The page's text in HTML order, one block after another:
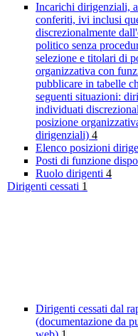
Incarichi dirigenziali,
conferiti, ivi inclusi
discrezionalmente
politico senza
selezione e titolari di
organizzativa con
pubblicare in tabelle
seguenti situazioni:
individuati
posizione
dirigenziali) 4
Elenco posizioni
Posti di funzione
Ruolo dirigenti 4
Dirigenti cessati 1
Dirigenti cessati dal
(documentazione da